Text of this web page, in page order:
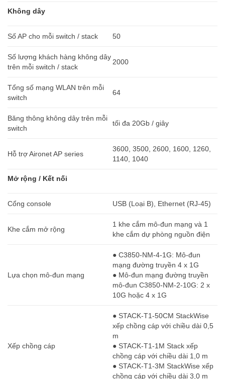
Không dây
Số AP cho mỗi switch / stack 50
Số lượng khách hàng không dây
trên mỗi switch / stack
2000
Tổng số mạng WLAN trên mỗi
switch
64
Băng thông không dây trên mỗi
switch
tối đa 20Gb / giây
Hỗ trợ Aironet AP series
3600, 3500, 2600, 1600, 1260,
1140, 1040
Mở rộng / Kết nối
Cổng console USB (Loại B), Ethernet (RJ-45)
Khe cắm mở rộng
1 khe cắm mô-đun mạng và 1
khe cắm dự phòng nguồn điện
Lựa chọn mô-đun mạng
● C3850-NM-4-1G: Mô-đun
mạng đường truyền 4 x 1G
● Mô-đun mạng đường truyền
mô-đun C3850-NM-2-10G: 2 x
10G hoặc 4 x 1G
Xếp chồng cáp
● STACK-T1-50CM StackWise
xếp chồng cáp với chiều dài 0,5
m
● STACK-T1-1M Stack xếp
chồng cáp với chiều dài 1,0 m
● STACK-T1-3M StackWise xếp
chồng cáp với chiều dài 3,0 m